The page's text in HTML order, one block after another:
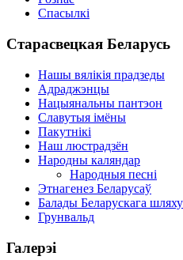
Спасылкі
Старасвецкая Беларусь
Нашы вялікія прадзеды
Адраджэнцы
Нацыянальны пантэон
Славутыя імёны
Пакутнікі
Наш люстрадзён
Народны каляндар
Народныя песні
Этнагенез Беларусаў
Балады Беларускага шляху
Грунвальд
Галерэі